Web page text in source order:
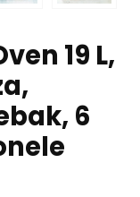
19 L,
6